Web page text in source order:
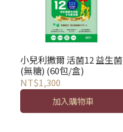
小兒利撒爾 活菌12 益生菌
(無糖) (60包/盒)
NT$1,300
加入購物車